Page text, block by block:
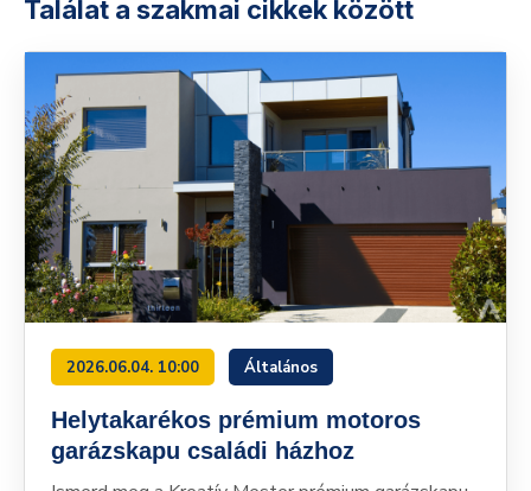
Találat a szakmai cikkek között
2026.06.04. 10:00 Általános
Helytakarékos prémium motoros
garázskapu családi házhoz